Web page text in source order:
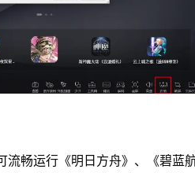
流畅运行《明日方舟》、《碧蓝